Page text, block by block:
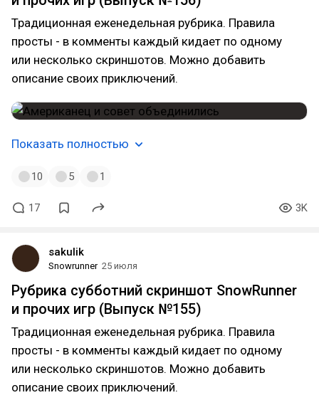
Традиционная еженедельная рубрика. Правила
просты - в комменты каждый кидает по одному
или несколько скриншотов. Можно добавить
описание своих приключений.
Показать полностью
10 5 1
17 3K
sakulik
Snowrunner 25 июля
Рубрика субботний скриншот SnowRunner
и прочих игр (Выпуск №155)
Традиционная еженедельная рубрика. Правила
просты - в комменты каждый кидает по одному
или несколько скриншотов. Можно добавить
описание своих приключений.